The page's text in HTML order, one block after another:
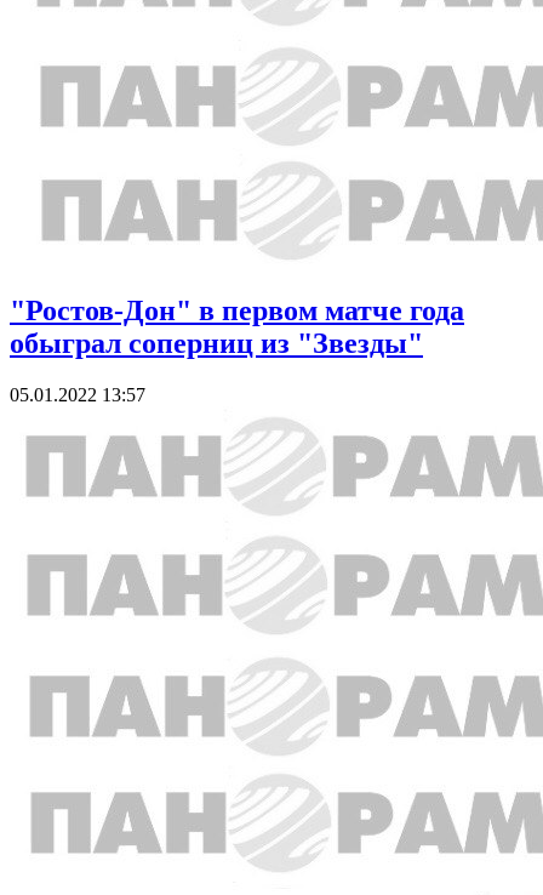
"Ростов-Дон" в первом матче года
обыграл соперниц из "Звезды"
05.01.2022 13:57